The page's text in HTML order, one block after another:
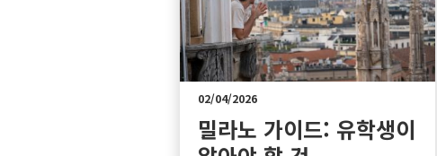
02/04/2026
밀라노 가이드: 유학생이